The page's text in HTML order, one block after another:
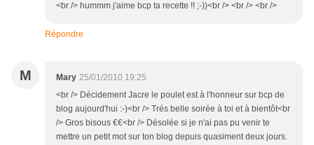
<br /> hummm j'aime bcp ta recette !! ;-))<br /> <br /> <br />
Répondre
M Mary 25/01/2010 19:25
<br /> Décidement Jacre le poulet est à l'honneur sur bcp de
blog aujourd'hui :-)<br /> Trés belle soirée à toi et à bientôt<br
/> Gros bisous €€<br /> Désolée si je n'ai pas pu venir te
mettre un petit mot sur ton blog depuis quasiment deux jours.